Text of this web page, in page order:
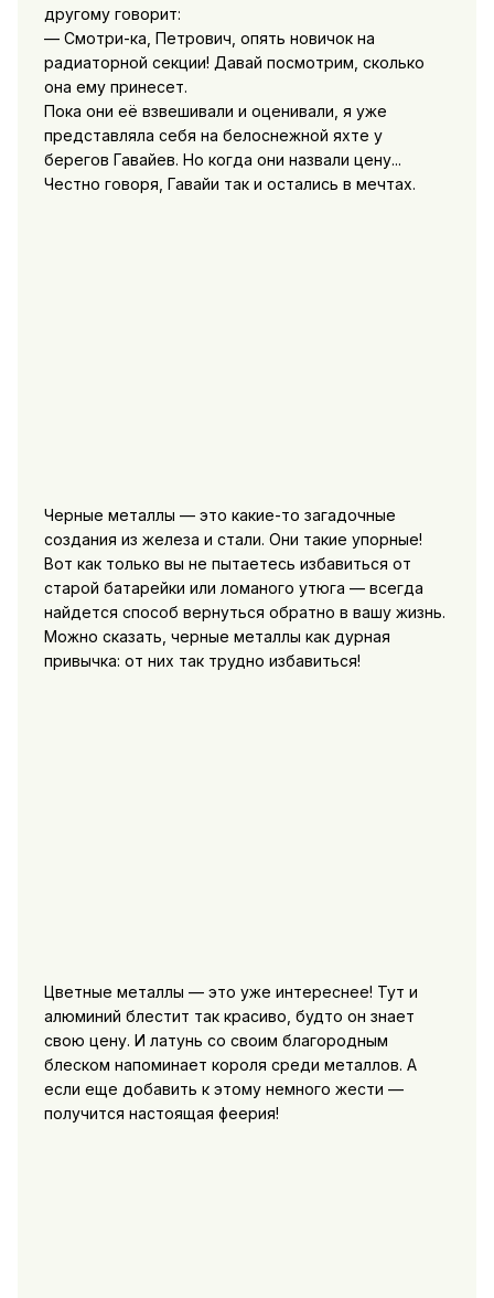
другому говорит:
— Смотри-ка, Петрович, опять новичок на
радиаторной секции! Давай посмотрим, сколько
она ему принесет.
Пока они её взвешивали и оценивали, я уже
представляла себя на белоснежной яхте у
берегов Гавайев. Но когда они назвали цену...
Честно говоря, Гавайи так и остались в мечтах.
Черные металлы — это какие-то загадочные
создания из железа и стали. Они такие упорные!
Вот как только вы не пытаетесь избавиться от
старой батарейки или ломаного утюга — всегда
найдется способ вернуться обратно в вашу жизнь.
Можно сказать, черные металлы как дурная
привычка: от них так трудно избавиться!
Цветные металлы — это уже интереснее! Тут и
алюминий блестит так красиво, будто он знает
свою цену. И латунь со своим благородным
блеском напоминает короля среди металлов. А
если еще добавить к этому немного жести —
получится настоящая феерия!